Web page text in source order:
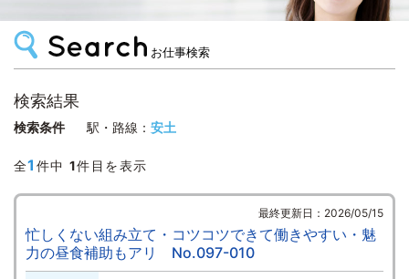
お仕事検索
検索結果
検索条件 駅・路線： 安土
全1 件中1件目を表示
最終更新日：2026/05/15
忙しくない組み立て・コツコツできて働きやすい・魅
力の昼食補助もアリ No.097-010